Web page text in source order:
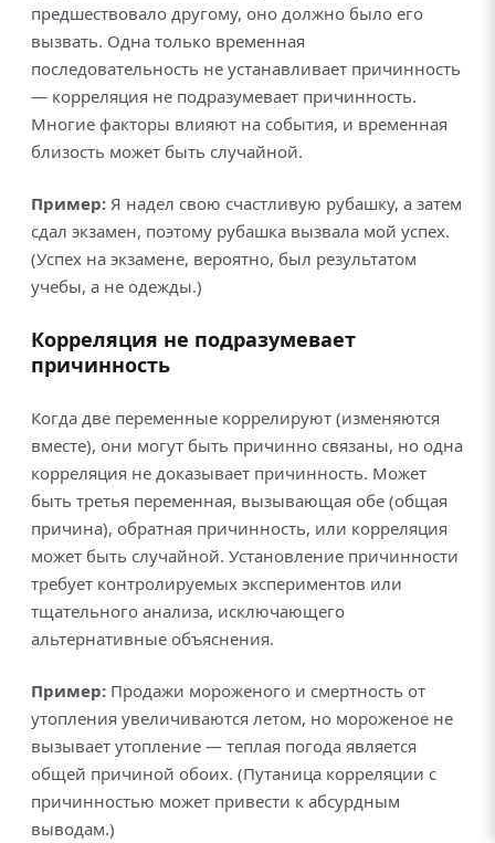
предшествовало другому, оно должно было его
вызвать. Одна только временная
последовательность не устанавливает причинность
— корреляция не подразумевает причинность.
Многие факторы влияют на события, и временная
близость может быть случайной.
Пример: Я надел свою счастливую рубашку, а затем
сдал экзамен, поэтому рубашка вызвала мой успех.
(Успех на экзамене, вероятно, был результатом
учебы, а не одежды.)
Корреляция не подразумевает
причинность
Когда две переменные коррелируют (изменяются
вместе), они могут быть причинно связаны, но одна
корреляция не доказывает причинность. Может
быть третья переменная, вызывающая обе (общая
причина), обратная причинность, или корреляция
может быть случайной. Установление причинности
требует контролируемых экспериментов или
тщательного анализа, исключающего
альтернативные объяснения.
Пример: Продажи мороженого и смертность от
утопления увеличиваются летом, но мороженое не
вызывает утопление — теплая погода является
общей причиной обоих. (Путаница корреляции с
причинностью может привести к абсурдным
выводам.)